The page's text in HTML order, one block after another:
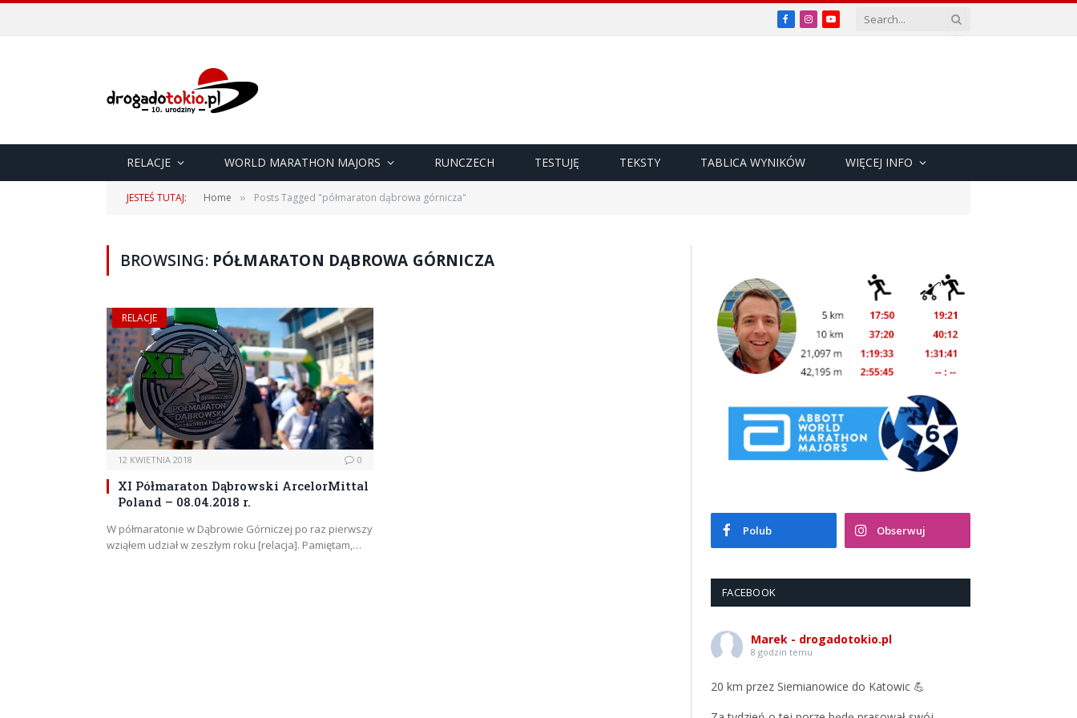
Facebook
InstagramYouTube
RELACJE WORLD MARATHON MAJORS RUNCZECH TESTUJĘ TEKSTY TABLICA WYNIKÓW WIĘCEJ INFO
JESTEŚ TUTAJ: Home » Posts Tagged "półmaraton dąbrowa górnicza"
BROWSING: PÓŁMARATON DĄBROWA GÓRNICZA
RELACJE
12 KWIETNIA 2018 0
XI Półmaraton Dąbrowski ArcelorMittal
Poland – 08.04.2018 r.
W półmaratonie w Dąbrowie Górniczej po raz pierwszy
wziąłem udział w zeszłym roku [relacja]. Pamiętam,…
Polub Obserwuj
FACEBOOK
Marek - drogadotokio.pl
8 godzin temu
20 km przez Siemianowice do Katowic 💪